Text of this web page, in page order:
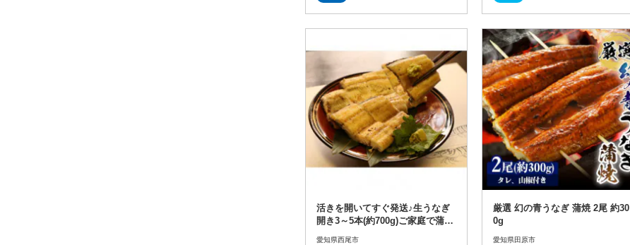
活きを開いてすぐ発送♪生うなぎ
開き3～5本(約700g)ご家庭で蒲
愛知県西尾市
厳選 幻の青うなぎ 蒲焼 2尾 約30
0g
愛知県田原市